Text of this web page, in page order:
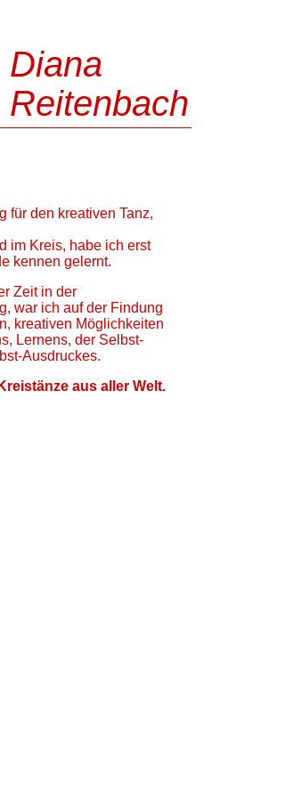
Diana
Reitenbach
für den kreativen Tanz,
im Kreis, habe ich erst
kennen gelernt.
Zeit in der
war ich auf der Findung
kreativen Möglichkeiten
Lernens, der Selbst-
Ausdruckes.
Kreistänze aus aller Welt.